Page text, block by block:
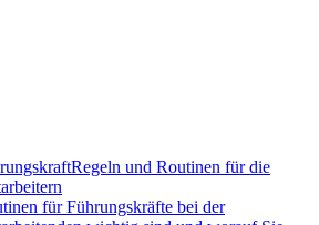
Regeln und Routinen für die
für Führungskräfte bei der